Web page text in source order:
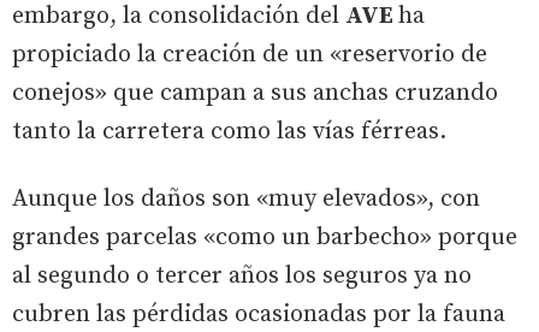
embargo, la consolidación del AVE ha
propiciado la creación de un «reservorio de
conejos» que campan a sus anchas cruzando
tanto la carretera como las vías férreas.
Aunque los daños son «muy elevados», con
grandes parcelas «como un barbecho» porque
al segundo o tercer años los seguros ya no
cubren las pérdidas ocasionadas por la fauna